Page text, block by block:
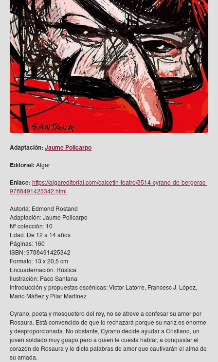
Adaptación: Jaume Policarpo
Editorial: Algar
Enlace: https://algareditorial.com/calcetin-teatro/8514-cyrano-de-bergerac-
9788491425342.html
Autoría: Edmond Rostand
Adaptación: Jaume Policarpo
Nº colección: 10
Edad: De 12 a 14 años
Páginas: 160
ISBN: 9788491425342
Formato: 13 x 20,5 cm
Encuadernación: Rústica
Ilustración: Paco Santana
Introducción y propuestas escénicas: Víctor Latorre, Francesc J. López,
Mario Máñez y Pilar Martínez
Cyrano, poeta y mosquetero del rey, no se atreve a confesar su amor por
Rosaura. Está convencido de que lo rechazará porque su nariz es enorme
y desproporcionada. No obstante, Cyrano decide ayudar a Cristiano, un
joven soldado muy guapo pero a quien le cuesta hablar, a conquistar el
corazón de Rosaura y le dicta palabras de amor que cautivarán el alma de
su amada.